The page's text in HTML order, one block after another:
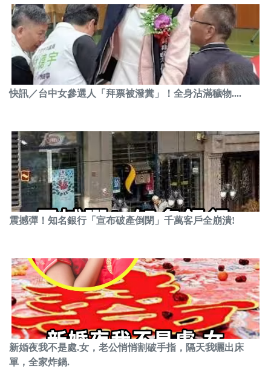
快訊／台中女參選人「拜票被潑糞」！全身沾滿穢物....
震撼彈！知名銀行「宣布破產倒閉」千萬客戶全崩潰!
新婚夜我不是處.女，老公悄悄割破手指，隔天我曬出床
單，全家炸鍋.